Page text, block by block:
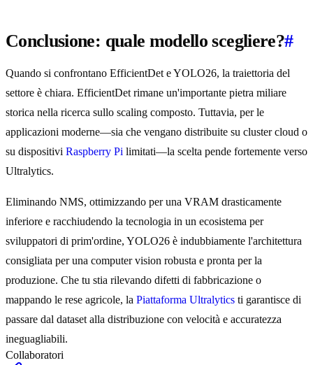
Conclusione: quale modello scegliere?#
Quando si confrontano EfficientDet e YOLO26, la traiettoria del
settore è chiara. EfficientDet rimane un'importante pietra miliare
storica nella ricerca sullo scaling composto. Tuttavia, per le
applicazioni moderne—sia che vengano distribuite su cluster cloud o
su dispositivi Raspberry Pi limitati—la scelta pende fortemente verso
Ultralytics.
Eliminando NMS, ottimizzando per una VRAM drasticamente
inferiore e racchiudendo la tecnologia in un ecosistema per
sviluppatori di prim'ordine, YOLO26 è indubbiamente l'architettura
consigliata per una computer vision robusta e pronta per la
produzione. Che tu stia rilevando difetti di fabbricazione o
mappando le rese agricole, la Piattaforma Ultralytics ti garantisce di
passare dal dataset alla distribuzione con velocità e accuratezza
ineguagliabili.
Collaboratori